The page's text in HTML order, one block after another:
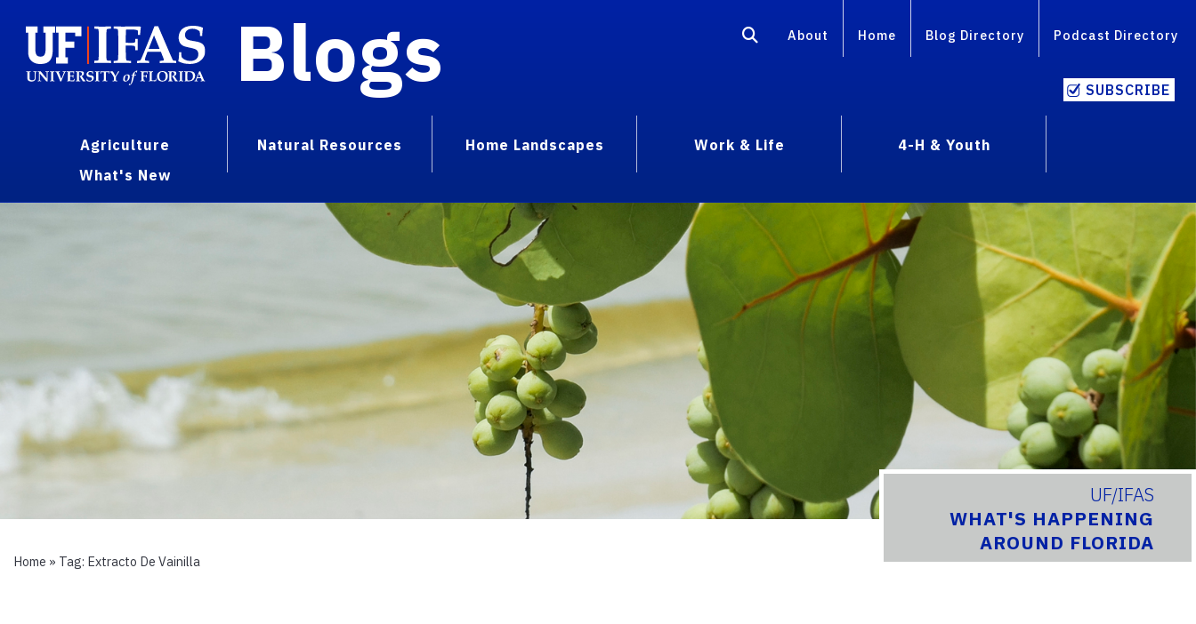
Blogs About Home Blog Directory Podcast Directory
SUBSCRIBE
Agriculture Natural Resources Home Landscapes Work & Life
4-H & Youth
What's New
UF/IFAS
WHAT'S HAPPENING
AROUND FLORIDA
Home » Tag: Extracto De Vainilla